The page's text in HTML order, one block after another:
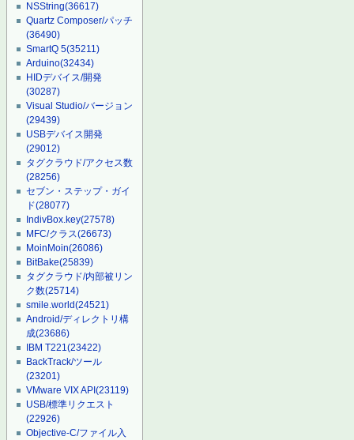
NSString(36617)
Quartz Composer/パッチ
(36490)
SmartQ 5(35211)
Arduino(32434)
HIDデバイス/開発
(30287)
Visual Studio/バージョン
(29439)
USBデバイス開発
(29012)
タグクラウド/アクセス数
(28256)
セブン・ステップ・ガイ
ド(28077)
IndivBox.key(27578)
MFC/クラス(26673)
MoinMoin(26086)
BitBake(25839)
タグクラウド/内部被リン
ク数(25714)
smile.world(24521)
Android/ディレクトリ構
成(23686)
IBM T221(23422)
BackTrack/ツール
(23201)
VMware VIX API(23119)
USB/標準リクエスト
(22926)
Objective-C/ファイル入